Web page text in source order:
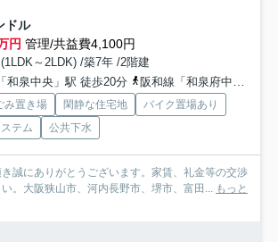
ドル
円 管理/共益費4,100円
～2LDK) /築7年 /2階建
和泉中央」駅 徒歩20分
阪和線「和泉府中」駅 徒歩47分
み置き場 閑静な住宅地
バイク置場あり
テム
公共下水
誠にありがとうございます。家賃、礼金等の交渉
。大阪狭山市、河内長野市、堺市、富田...
もっと